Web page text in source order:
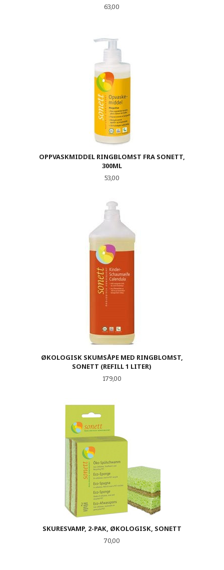
Pris
63,00
OPPVASKMIDDEL RINGBLOMST FRA SONETT,
300ML
Pris
53,00
ØKOLOGISK SKUMSÅPE MED RINGBLOMST,
SONETT (REFILL 1 LITER)
Pris
179,00
SKURESVAMP, 2-PAK, ØKOLOGISK, SONETT
Pris
70,00